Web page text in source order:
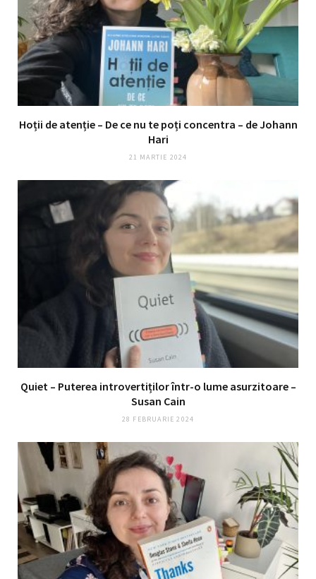
Hoții de atenție – De ce nu te poți concentra – de Johann
Hari
21 MARTIE 2024
Quiet – Puterea introvertiților într-o lume asurzitoare –
Susan Cain
28 FEBRUARIE 2024